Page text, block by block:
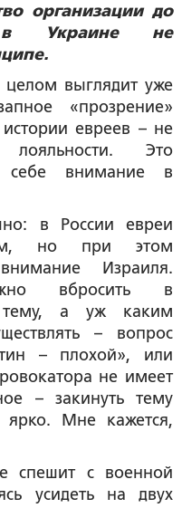
организации до
Украине не
целом выглядит уже
«прозрение»
евреев – не
лояльности. Это
внимание в
в России евреи
но при этом
Израиля.
вбросить в
тему, а уж каким
– вопрос
– плохой», или
не имеет
– закинуть тему
ярко. Мне кажется,
спешит с военной
усидеть на двух